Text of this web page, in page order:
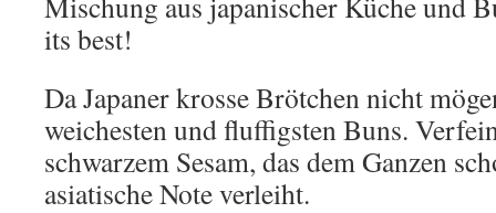
its best!
Da Japaner krosse Brötchen nicht
weichesten und fluffigsten Buns.
schwarzem Sesam, das dem Ganzen
asiatische Note verleiht.